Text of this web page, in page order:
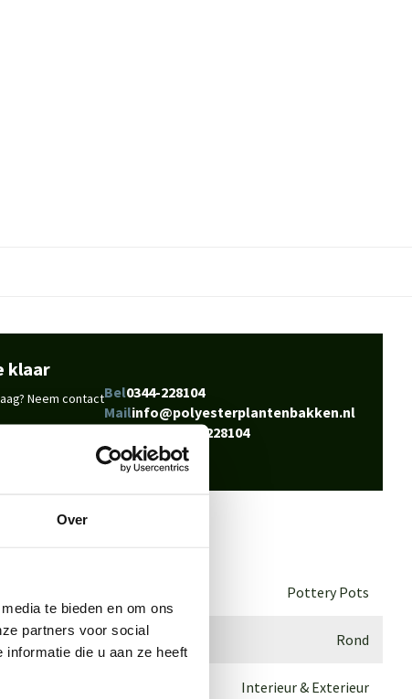
Over
te bieden en om ons
partners voor social
die u aan ze heeft
klaar
Neem contactBel0344-228104
Mailinfo@polyesterplantenbakken.nl
0344-228104
Pottery Pots
Rond
Interieur & Exterieur